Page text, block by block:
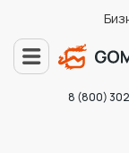
8 (800)